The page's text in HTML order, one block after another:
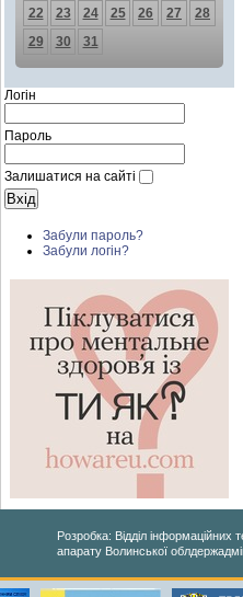
22
23 24 25 26 27
28
29
30 31
Логін
Пароль
Залишатися на сайті
Забули пароль?
Забули логін?
Розробка: Відділ інформаційних
апарату Волинської